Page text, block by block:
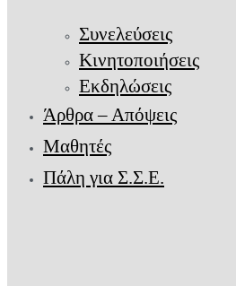
Συνελεύσεις
Κινητοποιήσεις
Εκδηλώσεις
Άρθρα – Απόψεις
Μαθητές
Πάλη για Σ.Σ.Ε.